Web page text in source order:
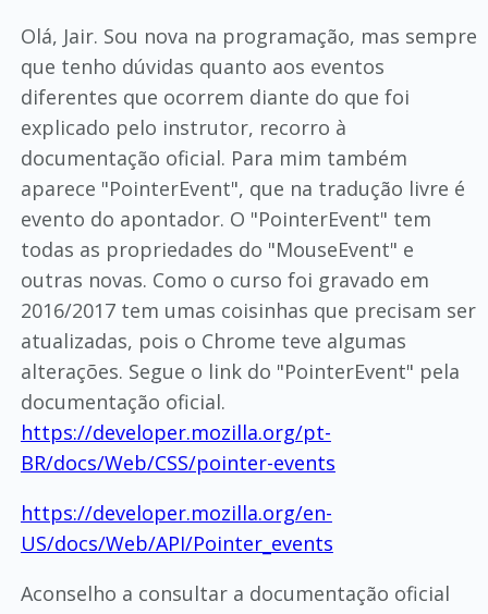
Olá, Jair. Sou nova na programação, mas sempre
que tenho dúvidas quanto aos eventos
diferentes que ocorrem diante do que foi
explicado pelo instrutor, recorro à
documentação oficial. Para mim também
aparece "PointerEvent", que na tradução livre é
evento do apontador. O "PointerEvent" tem
todas as propriedades do "MouseEvent" e
outras novas. Como o curso foi gravado em
2016/2017 tem umas coisinhas que precisam ser
atualizadas, pois o Chrome teve algumas
alterações. Segue o link do "PointerEvent" pela
documentação oficial.
https://developer.mozilla.org/pt-
BR/docs/Web/CSS/pointer-events
https://developer.mozilla.org/en-
US/docs/Web/API/Pointer_events
Aconselho a consultar a documentação oficial